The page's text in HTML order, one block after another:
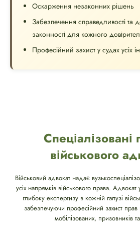
Оскарження незаконних рішень
Забезпечення справедливості та
законності для кожного
Професійний захист у судах усіх
Спеціалізовані
військового
Військовий адвокат надає
усіх напрямків військового права.
глибоку експертизу в кожній галузі
забезпечуючи професійний захист прав
мобілізованих, призовників